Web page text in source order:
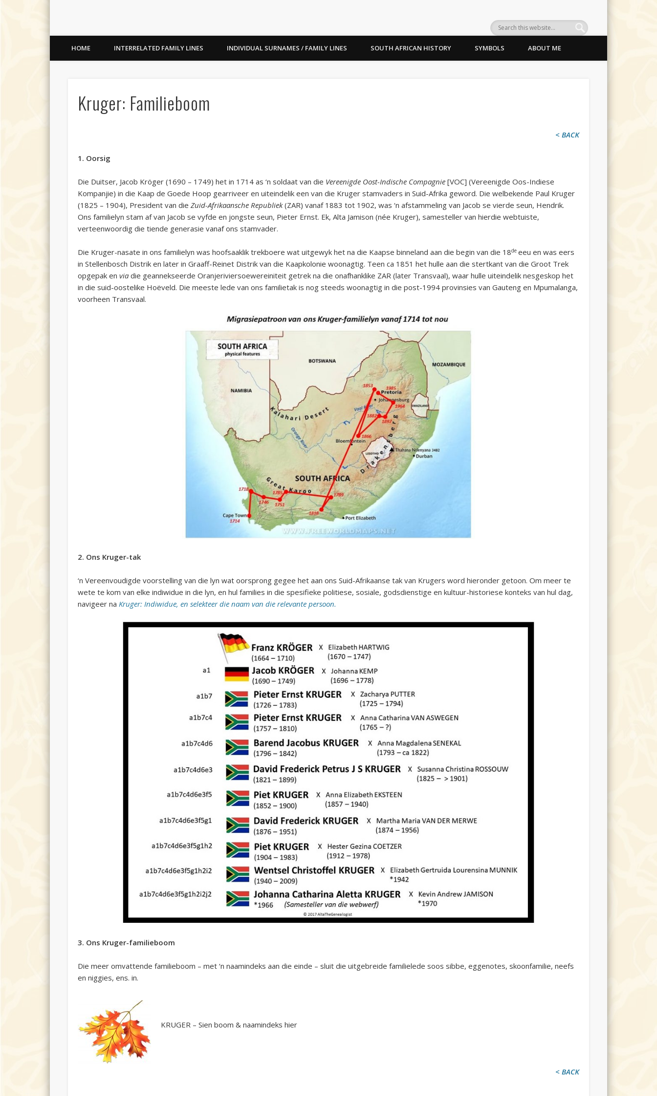
HOME INTERRELATED FAMILY LINES INDIVIDUAL SURNAMES / FAMILY LINES SOUTH AFRICAN HISTORY SYMBOLS ABOUT ME
Kruger: Familieboom
< BACK
1. Oorsig
Die Duitser, Jacob Kröger (1690 – 1749) het in 1714 as ‘n soldaat van die Vereenigde Oost-Indische Compagnie [VOC] (Vereenigde Oos-Indiese
Kompanjie) in die Kaap de Goede Hoop gearriveer en uiteindelik een van die Kruger stamvaders in Suid-Afrika geword. Die welbekende Paul Kruger
(1825 – 1904), President van die Zuid-Afrikaansche Republiek(ZAR) vanaf 1883 tot 1902, was ‘n afstammeling van Jacob se vierde seun, Hendrik.
Ons familielyn stam af van Jacob se vyfde en jongste seun, Pieter Ernst. Ek, Alta Jamison (née Kruger), samesteller van hierdie webtuiste,
verteenwoordig die tiende generasie vanaf ons stamvader.
Die Kruger-nasate in ons familielyn was hoofsaaklik trekboere wat uitgewyk het na die Kaapse binneland aan die begin van die 18de eeu en was eers
in Stellenbosch Distrik en later in Graaff-Reinet Distrik van die Kaapkolonie woonagtig. Teen ca 1851 het hulle aan die stertkant van die Groot Trek
opgepak en viadie geannekseerde Oranjeriviersoewereiniteit getrek na die onafhanklike ZAR (later Transvaal), waar hulle uiteindelik nesgeskop het
in die suid-oostelike Hoëveld. Die meeste lede van ons familietak is nog steeds woonagtig in die post-1994 provinsies van Gauteng en Mpumalanga,
voorheen Transvaal.
2. Ons Kruger-tak
‘n Vereenvoudigde voorstelling van die lyn wat oorsprong gegee het aan ons Suid-Afrikaanse tak van Krugers word hieronder getoon. Om meer te
wete te kom van elke indiwidue in die lyn, en hul families in die spesifieke politiese, sosiale, godsdienstige en kultuur-historiese konteks van hul dag,
navigeer na Kruger: Indiwidue, en selekteer die naam van die relevante persoon.
3. Ons Kruger-familieboom
Die meer omvattende familieboom – met ‘n naamindeks aan die einde – sluit die uitgebreide familielede soos sibbe, eggenotes, skoonfamilie, neefs
en niggies, ens. in.
KRUGER – Sien boom & naamindeks hier
< BACK